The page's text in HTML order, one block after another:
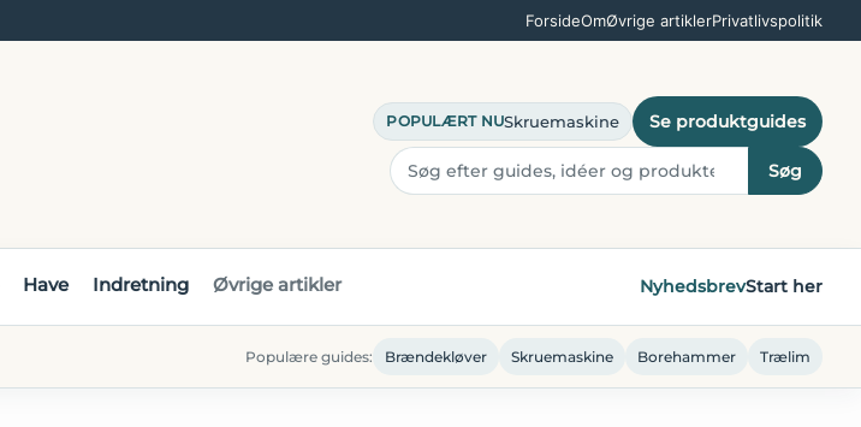
ForsideOmØvrige artiklerPrivatlivspolitik
POPULÆRT NUSkruemaskine Se produktguides
Søg
Have Indretning Øvrige artikler NyhedsbrevStart her
Populære guides: Brændekløver Skruemaskine Borehammer Trælim